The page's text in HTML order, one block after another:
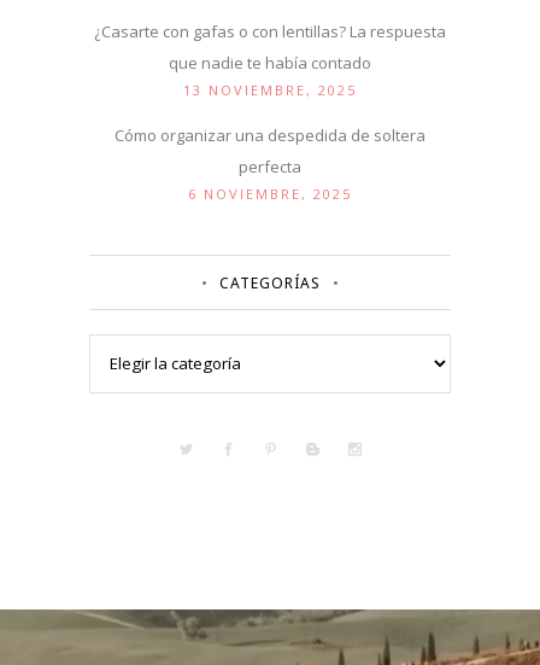
¿Casarte con gafas o con lentillas? La respuesta
que nadie te había contado
13 NOVIEMBRE, 2025
Cómo organizar una despedida de soltera
perfecta
6 NOVIEMBRE, 2025
CATEGORÍAS